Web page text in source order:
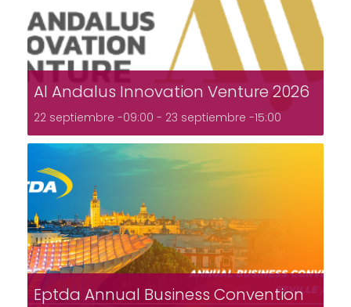
Al Andalus Innovation Venture 2026
22 septiembre -09:00 - 23 septiembre -15:00
Eptda Annual Business Convention